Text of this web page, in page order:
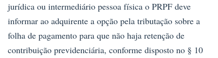
jurídica ou intermediário pessoa física o PRPF deve
informar ao adquirente a opção pela tributação sobre a
folha de pagamento para que não haja retenção de
contribuição previdenciária, conforme disposto no § 10